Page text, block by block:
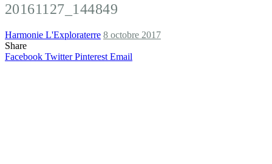
20161127_144849
Harmonie L'Exploraterre 8 octobre 2017
Share
Facebook Twitter Pinterest Email